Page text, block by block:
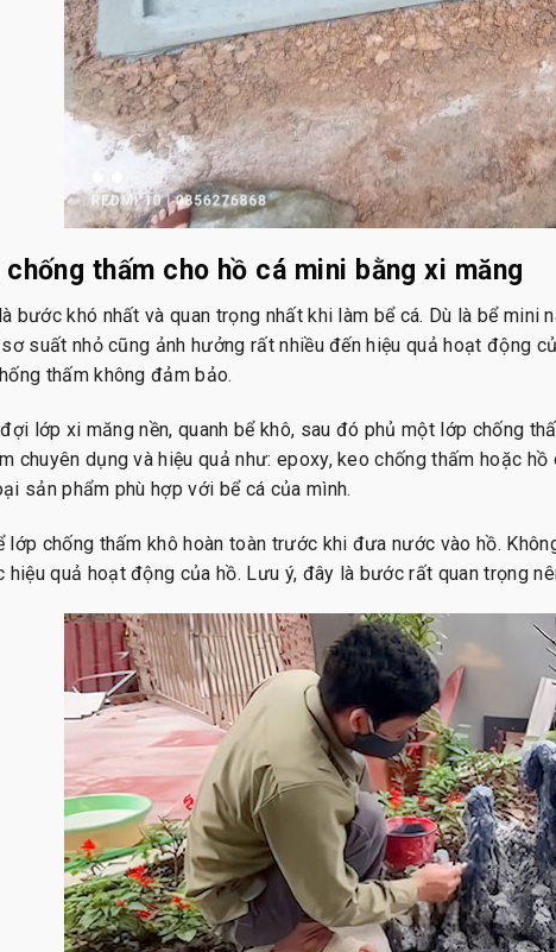
chống thấm cho hồ cá mini bằng xi măng
bước khó nhất và quan trọng nhất khi làm bể cá. Dù là bể mini
suất nhỏ cũng ảnh hưởng rất nhiều đến hiệu quả hoạt động
thấm không đảm bảo.
lớp xi măng nền, quanh bể khô, sau đó phủ một lớp chống
chuyên dụng và hiệu quả như: epoxy, keo chống thấm hoặc
sản phẩm phù hợp với bể cá của mình.
lớp chống thấm khô hoàn toàn trước khi đưa nước vào hồ.
quả hoạt động của hồ. Lưu ý, đây là bước rất quan trọng